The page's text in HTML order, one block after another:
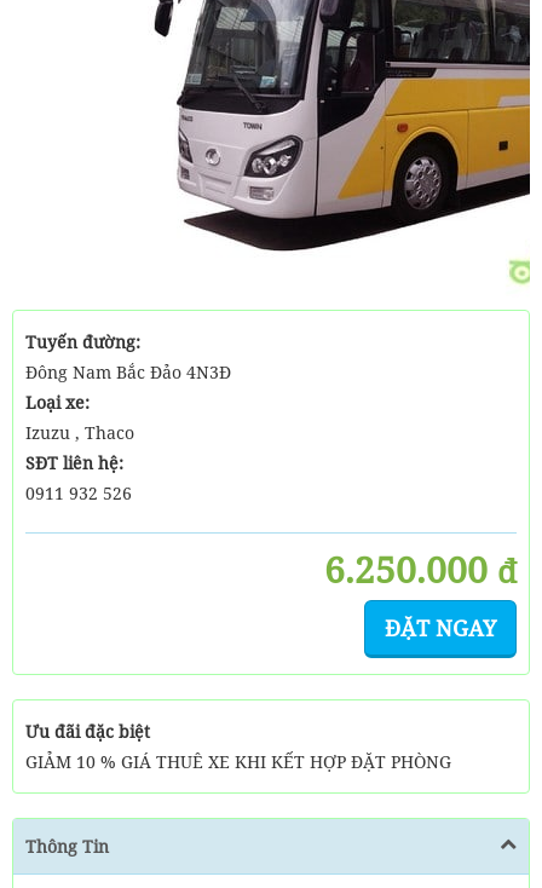
Tuyến đường:
Đông Nam Bắc Đảo 4N3Đ
Loại xe:
Izuzu , Thaco
SĐT liên hệ:
0911 932 526
6.250.000 đ
ĐẶT NGAY
Ưu đãi đặc biệt
GIẢM 10 % GIÁ THUÊ XE KHI KẾT HỢP ĐẶT PHÒNG
Thông Tin